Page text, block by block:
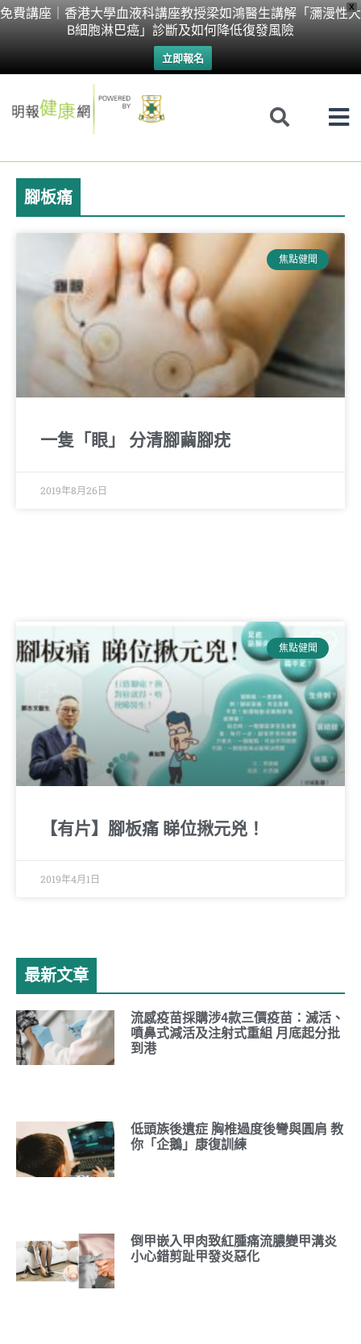
X
免費講座｜香港大學血液科講座教授梁如鴻醫生講解「瀰漫性大
B細胞淋巴癌」診斷及如何降低復發風險
立即報名
Skip
腳板痛
焦點健聞
一隻「眼」 分清腳繭腳疣
2019年8月26日
焦點健聞
【有片】腳板痛 睇位揪元兇！
2019年4月1日
最新文章
流感疫苗採購涉4款三價疫苗：滅活、
噴鼻式減活及注射式重組 月底起分批
到港
低頭族後遺症 胸椎過度後彎與圓肩 教
你「企鵝」康復訓練
倒甲嵌入甲肉致紅腫痛流膿變甲溝炎
小心錯剪趾甲發炎惡化